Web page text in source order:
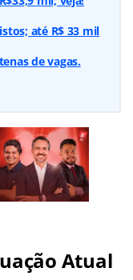
até R$ 33 mil
de vagas.
Atual